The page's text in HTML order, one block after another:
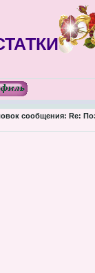
сообщения: Re: